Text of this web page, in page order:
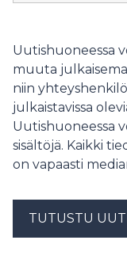
Uutishuoneessa
muuta
niin
julkaistavissa
Uutishuoneessa
sisältöjä. Kaikki
on vapaasti
TUTUSTU